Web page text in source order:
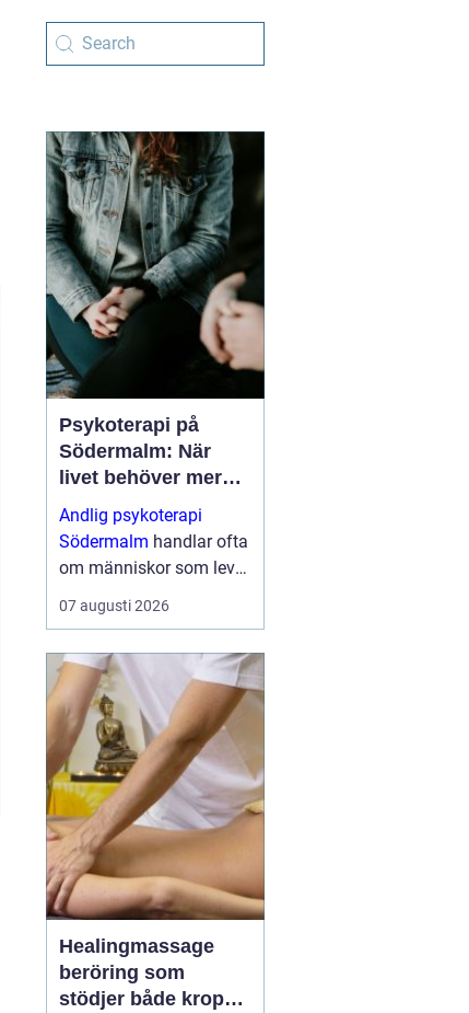
Psykoterapi på
Södermalm: När
livet behöver mer
utrymme
Andlig psykoterapi
Södermalm handlar ofta
om människor som lever
i ett högt tempo, mitt i
stadens puls, men som
07 augusti 2026
Healingmassage
beröring som
stödjer både kropp